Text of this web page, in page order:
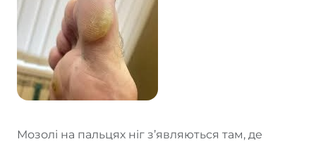
Мозолі на пальцях ніг з’являються там, де